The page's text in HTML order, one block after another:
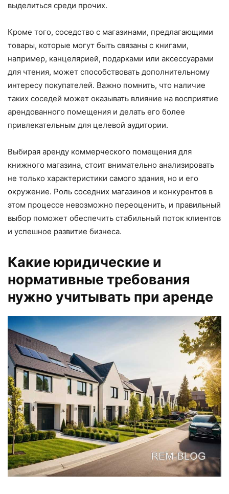
выделиться среди прочих.
Кроме того, соседство с магазинами, предлагающими
товары, которые могут быть связаны с книгами,
например, канцелярией, подарками или аксессуарами
для чтения, может способствовать дополнительному
интересу покупателей. Важно помнить, что наличие
таких соседей может оказывать влияние на восприятие
арендованного помещения и делать его более
привлекательным для целевой аудитории.
Выбирая аренду коммерческого помещения для
книжного магазина, стоит внимательно анализировать
не только характеристики самого здания, но и его
окружение. Роль соседних магазинов и конкурентов в
этом процессе невозможно переоценить, и правильный
выбор поможет обеспечить стабильный поток клиентов
и успешное развитие бизнеса.
Какие юридические и
нормативные требования
нужно учитывать при аренде